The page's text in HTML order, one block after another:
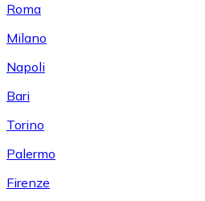
Roma
Milano
Napoli
Bari
Torino
Palermo
Firenze